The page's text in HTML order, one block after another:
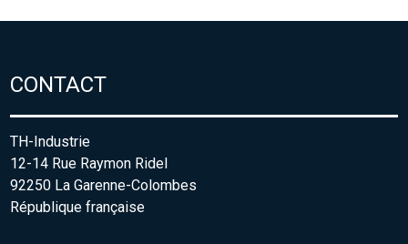
CONTACT
TH-Industrie
12-14 Rue Raymon Ridel
92250 La Garenne-Colombes
République française